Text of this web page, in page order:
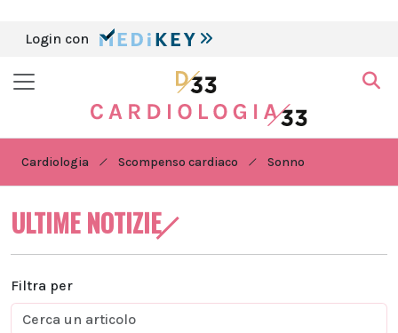
Login con
Cardiologia Scompenso cardiaco Sonno
ULTIME NOTIZIE
Filtra per